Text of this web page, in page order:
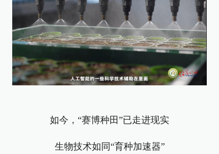
如今，“赛博种田”已走进现实
生物技术如同“育种加速器”